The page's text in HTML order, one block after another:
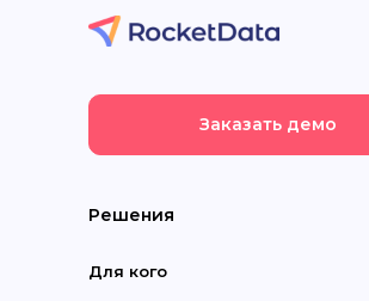
Для кого
Решения
Заказать демо